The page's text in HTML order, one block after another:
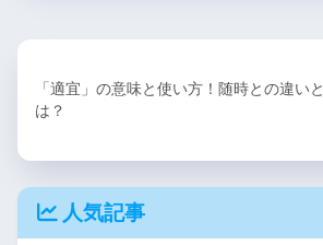
「適宜」の意味と使い方！随時との違いと
は？
人気記事